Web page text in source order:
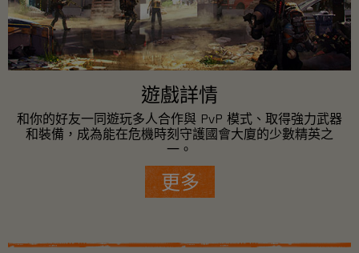
遊戲詳情
和你的好友一同遊玩多人合作與 PvP 模式、取得強力武器
和裝備，成為能在危機時刻守護國會大廈的少數精英之
一。
更多